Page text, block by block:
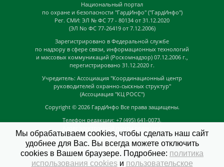
Национальный портал
по охране и безопасности "ГардИнфо" ("ГардИнфо")
Рег. СМИ: ЭЛ № ФС 77 - 80134 от 31.12.2020
(ЭЛ No ФС 77-26419 от 7.12.2006)
Зарегистрировано в Федеральной службе
по надзору в сфере связи, информационных технологий
и массовых коммуникаций (Роскомнадзор) 07.12.2006 г.,
перегистрировано 31.12.2020 г.
Учредитель: Ассоциация "Координационный центр
руководителей охранно-сыскных структур"
(Ассоциация "КЦ РОСС")
Copyright © 2026 ГардИнфо Все права защищены.
Телефон редакции: +7 (495) 641-0073,
news@guardinfo.online
Главный редактор: Кузьмин Д.А.
На сайте могут быть размещены
Мы обрабатываем cookies, чтобы сделать наш сайт
удобнее для Вас. Вы всегда можете отключить
cookies в Вашем браузере. Подробнее: политика
использования cookiesи пользовательское